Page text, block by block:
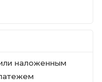
наложенным